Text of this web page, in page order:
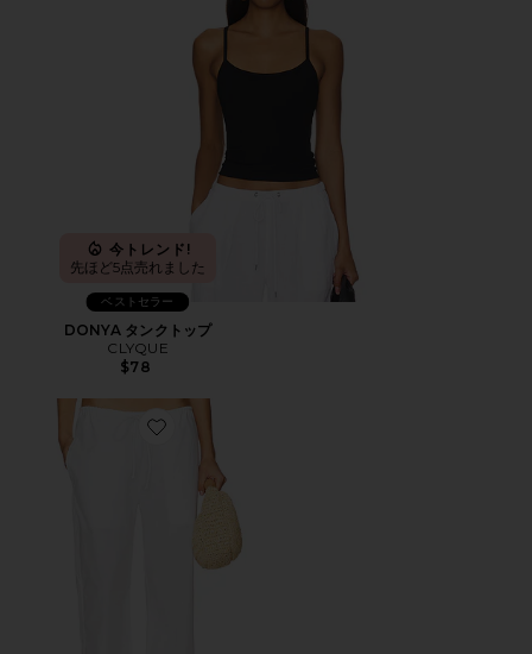
今トレンド!
先ほど5点売れました
ベストセラー
DONYA タンクトップ
CLYQUE
$78
Favorite KIRA ドローストリングパンツ